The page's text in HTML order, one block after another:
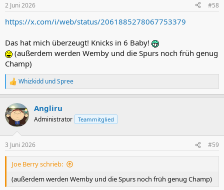
2 Juni 2026 #58
https://x.com/i/web/status/2061885278067753379
Das hat mich überzeugt! Knicks in 6 Baby!
(außerdem werden Wemby und die Spurs noch früh genug
Champ)
R
e
k
t
i
e
n
Whizkidd undSpree
Angliru
Administrator Teammitglied
3 Juni 2026 #59
Joe Berry schrieb:
(außerdem werden Wemby und die Spurs noch früh genug Champ)